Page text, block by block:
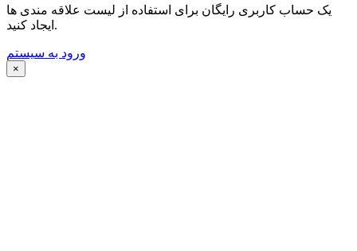
یک حساب کاربری رایگان برای استفاده از لیست علاقه مندی ها
ایجاد کنید.
ورود به سیستم
×